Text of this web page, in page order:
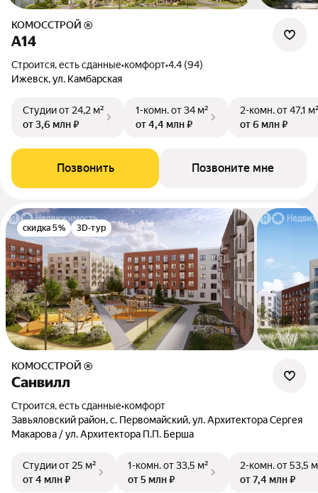
КОМОССТРОЙ ®
А14
Строится, есть сданные•комфорт•4.4 (94)
Ижевск, ул. Камбарская
Студииот 24,2 м²
от 3,6 млн ₽
1-комн.от 34 м²
от 4,4 млн ₽
2-комн.от 47,1
от 6 млн ₽
Позвонить Позвоните мне
скидка 5% 3D-тур
КОМОССТРОЙ ®
Санвилл
Строится, есть сданные•комфорт
Завьяловский район, с. Первомайский, ул. Архитектора Сергея
Макарова / ул. Архитектора П.П. Берша
Студииот 25 м²
от 4 млн ₽
1-комн.от 33,5 м²
от 5 млн ₽
2-комн.от 53,5
от 7,4 млн ₽